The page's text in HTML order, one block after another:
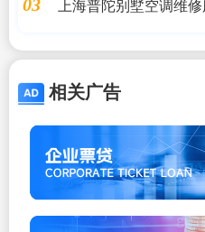
03
上海普陀别墅空调维
绍)同城上门服务
相关广告